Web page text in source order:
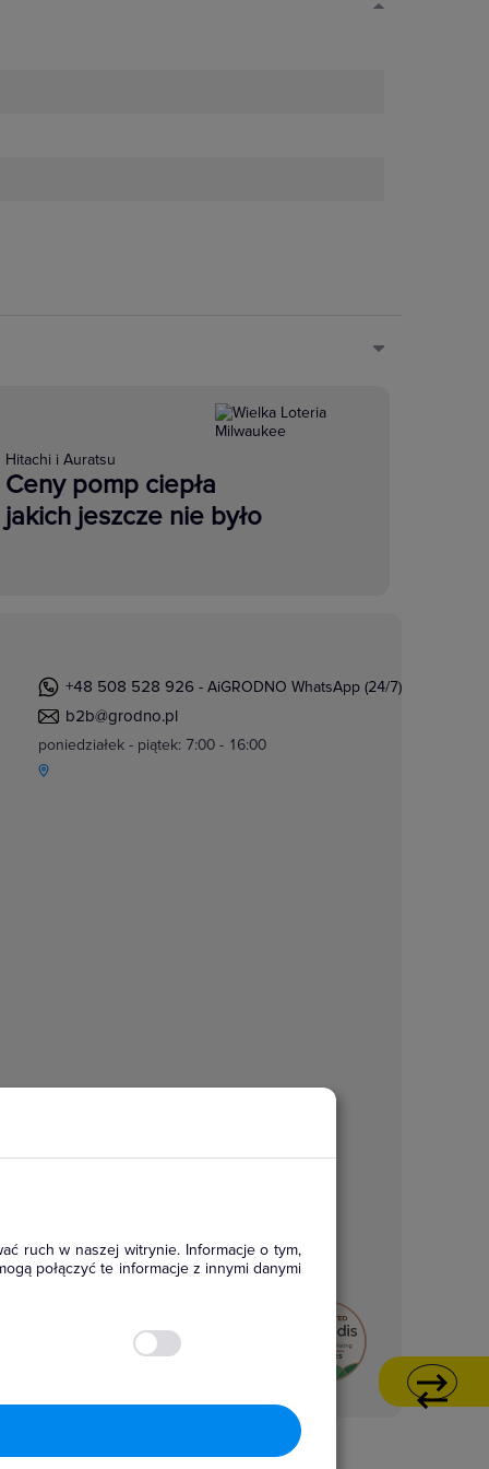
ruch w naszej witrynie. Informacje o tym,
połączyć te informacje z innymi danymi
Hitachi i Auratsu
Ceny pomp ciepła
jakich jeszcze nie było
+48 508 528 926 - AiGRODNO WhatsApp (24/7)
b2b@grodno.pl
poniedziałek - piątek: 7:00 - 16:00